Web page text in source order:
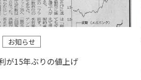
お知らせ
が15年ぶりの値上げ